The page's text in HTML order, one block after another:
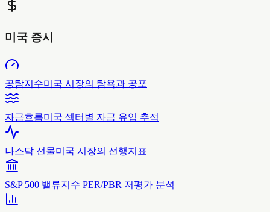
미국 증시
공탐지수미국 시장의 탐욕과 공포
자금흐름미국 섹터별 자금 유입 추적
나스닥 선물미국 시장의 선행지표
S&P 500 밸류지수 PER/PBR 저평가 분석